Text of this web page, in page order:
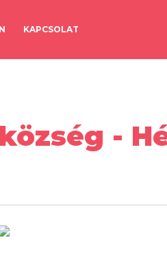
KAPCSOLAT
-